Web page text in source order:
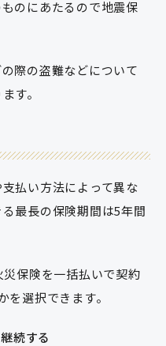
のにあたるので地震保
際の盗難などについて
す。
払い方法によって異な
最長の保険期間は5年間
保険を一括払いで契約
を選択できます。
続する